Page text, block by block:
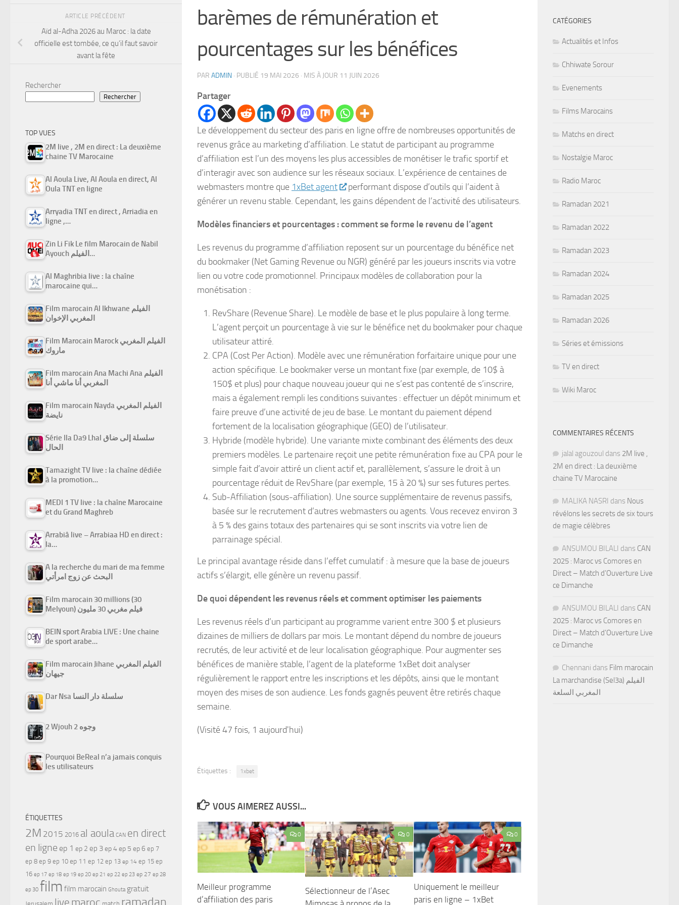
barèmes de rémunération et
pourcentages sur les bénéfices
PAR ADMIN · PUBLIÉ 19 MAI 2026 · MIS À JOUR 11 JUIN 2026
Partager
Le développement du secteur des paris en ligne offre de nombreuses opportunités de
revenus grâce au marketing d’affiliation. Le statut de participant au programme
d’affiliation est l’un des moyens les plus accessibles de monétiser le trafic sportif et
d’interagir avec son audience sur les réseaux sociaux. L’expérience de centaines de
webmasters montre que 1xBet agent
performant dispose d’outils qui l’aident à
générer un revenu stable. Cependant, les gains dépendent de l’activité des utilisateurs.
Modèles financiers et pourcentages : comment se forme le revenu de l’agent
Les revenus du programme d’affiliation reposent sur un pourcentage du bénéfice net
du bookmaker (Net Gaming Revenue ou NGR) généré par les joueurs inscrits via votre
lien ou votre code promotionnel. Principaux modèles de collaboration pour la
monétisation :
RevShare (Revenue Share). Le modèle de base et le plus populaire à long terme.
L’agent perçoit un pourcentage à vie sur le bénéfice net du bookmaker pour chaque
utilisateur attiré.
CPA (Cost Per Action). Modèle avec une rémunération forfaitaire unique pour une
action spécifique. Le bookmaker verse un montant fixe (par exemple, de 10$ à
150$ et plus) pour chaque nouveau joueur qui ne s’est pas contenté de s’inscrire,
mais a également rempli les conditions suivantes : effectuer un dépôt minimum et
faire preuve d’une activité de jeu de base. Le montant du paiement dépend
fortement de la localisation géographique (GEO) de l’utilisateur.
Hybride (modèle hybride). Une variante mixte combinant des éléments des deux
premiers modèles. Le partenaire reçoit une petite rémunération fixe au CPA pour le
simple fait d’avoir attiré un client actif et, parallèlement, s’assure le droit à un
pourcentage réduit de RevShare (par exemple, 15 à 20 %) sur ses futures pertes.
Sub-Affiliation (sous-affiliation). Une source supplémentaire de revenus passifs,
basée sur le recrutement d’autres webmasters ou agents. Vous recevez environ 3
à 5 % des gains totaux des partenaires qui se sont inscrits via votre lien de
parrainage spécial.
Le principal avantage réside dans l’effet cumulatif : à mesure que la base de joueurs
actifs s’élargit, elle génère un revenu passif.
De quoi dépendent les revenus réels et comment optimiser les paiements
Les revenus réels d’un participant au programme varient entre 300 $ et plusieurs
dizaines de milliers de dollars par mois. Le montant dépend du nombre de joueurs
recrutés, de leur activité et de leur localisation géographique. Pour augmenter ses
bénéfices de manière stable, l’agent de la plateforme 1xBet doit analyser
régulièrement le rapport entre les inscriptions et les dépôts, ainsi que le montant
moyen des mises de son audience. Les fonds gagnés peuvent être retirés chaque
semaine.
(Visité 47 fois, 1 aujourd'hui)
Étiquettes : 1xbet
VOUS AIMEREZ AUSSI...
0
Meilleur programme
d’affiliation des paris
0
Sélectionneur de l’Asec
0
Uniquement le meilleur
paris en ligne – 1xBet
ARTICLE PRÉCÉDENT
Aïd al-Adha 2026 au Maroc : la date
officielle est tombée, ce qu’il faut savoir
avant la fête
Rechercher
Rechercher
TOP VUES
2M live , 2M en direct : La deuxième
chaine TV Marocaine
Al Aoula Live, Al Aoula en direct, Al
Oula TNT en ligne
Arryadia TNT en direct , Arriadia en
ligne ,…
Zin Li Fik Le film Marocain de Nabil
Ayouch الفيلم…
Al Maghribia live : la chaîne
marocaine qui…
Film marocain Al Ikhwane الفيلم
المغربي الإخوان
Film Marocain Marock الفيلم المغربي
ماروك
Film marocain Ana Machi Ana الفيلم
المغربي أنا ماشي أنا
Film marocain Nayda الفيلم المغربي
نايضة
Série Ila Da9 Lhal سلسلة إلى ضاق
الحال
Tamazight TV live : la chaîne dédiée
à la promotion…
MEDI 1 TV live : la chaîne Marocaine
et du Grand Maghreb
Arrabiâ live – Arrabiaa HD en direct :
la…
A la recherche du mari de ma femme
البحث عن زوج امرأتي
Film marocain 30 millions (30
Melyoun) فيلم مغربي 30 مليون
BEIN sport Arabia LIVE : Une chaine
de sport arabe…
Film marocain Jihane الفيلم المغربي
جيهان
Dar Nsa سلسلة دار النسا
2 Wjouh 2 وجوه
Pourquoi BeReal n’a jamais conquis
les utilisateurs
ÉTIQUETTES
2M 2015 2016 al aoula CAN en direct
en ligne ep 1 ep 2 ep 3ep 4ep 5 ep 6 ep 7
ep 8 ep 9 ep 10 ep 11 ep 12 ep 13 ep 14 ep 15 ep
16 ep 17 ep 18 ep 19 ep 20 ep 21 ep 22 ep 23 ep 27 ep 28
ep 30 film film marocain Ghouta gratuit
live ramadan
CATÉGORIES
Actualités et Infos
Chhiwate Sorour
Evenements
Films Marocains
Matchs en direct
Nostalgie Maroc
Radio Maroc
Ramadan 2021
Ramadan 2022
Ramadan 2023
Ramadan 2024
Ramadan 2025
Ramadan 2026
Séries et émissions
TV en direct
Wiki Maroc
COMMENTAIRES RÉCENTS
jalal agouzoul dans 2M live ,
2M en direct : La deuxième
chaine TV Marocaine
MALIKA NASRI dans Nous
révélons les secrets de six tours
de magie célèbres
ANSUMOU BILALI dans CAN
2025 : Maroc vs Comores en
Direct – Match d’Ouverture Live
ce Dimanche
ANSUMOU BILALI dans CAN
2025 : Maroc vs Comores en
Direct – Match d’Ouverture Live
ce Dimanche
Chennani dans Film marocain
La marchandise (Sel3a) الفيلم
المغربي السلعة